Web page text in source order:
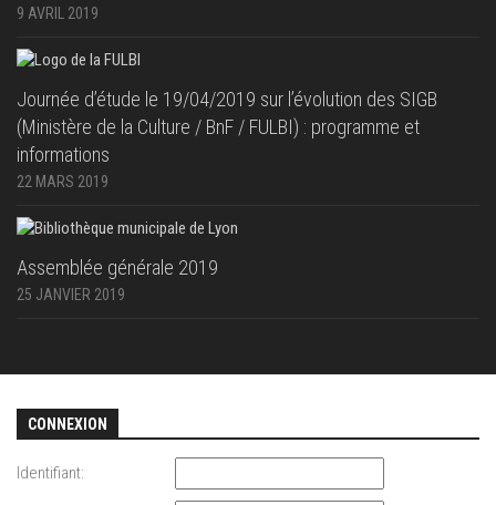
9 AVRIL 2019
Journée d’étude le 19/04/2019 sur l’évolution des SIGB
(Ministère de la Culture / BnF / FULBI) : programme et
informations
22 MARS 2019
Assemblée générale 2019
25 JANVIER 2019
CONNEXION
Identifiant: